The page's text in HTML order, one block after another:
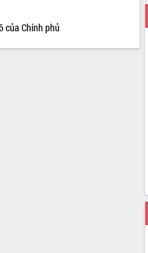
của Chính phủ